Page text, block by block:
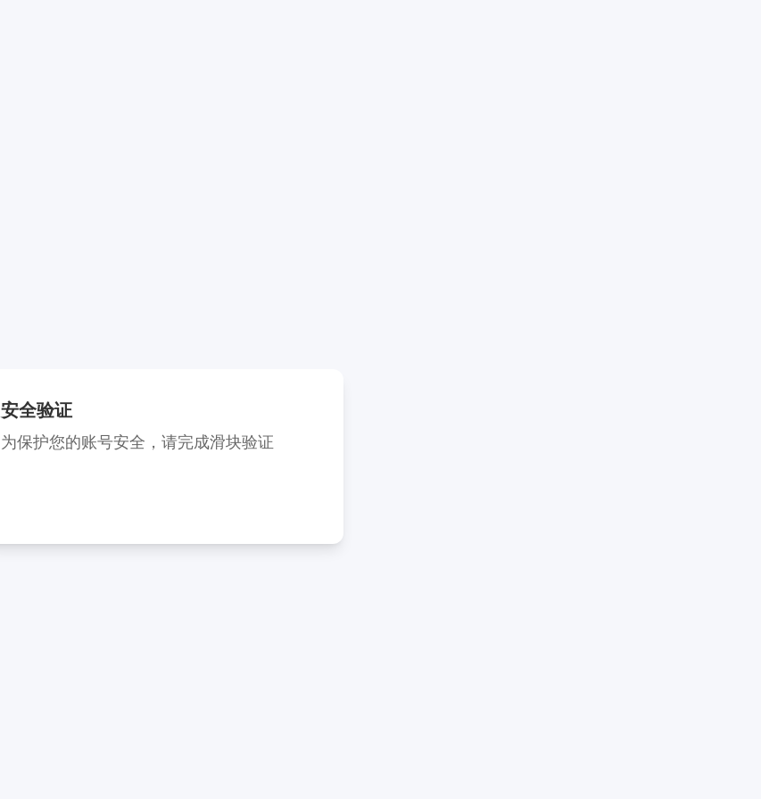
安全验证
为保护您的账号安全，请完成滑块验证